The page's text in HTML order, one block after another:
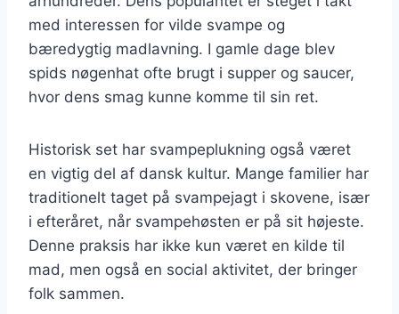
med interessen for vilde svampe og
bæredygtig madlavning. I gamle dage blev
spids nøgenhat ofte brugt i supper og saucer,
hvor dens smag kunne komme til sin ret.
Historisk set har svampeplukning også været
en vigtig del af dansk kultur. Mange familier har
traditionelt taget på svampejagt i skovene, især
i efteråret, når svampehøsten er på sit højeste.
Denne praksis har ikke kun været en kilde til
mad, men også en social aktivitet, der bringer
folk sammen.